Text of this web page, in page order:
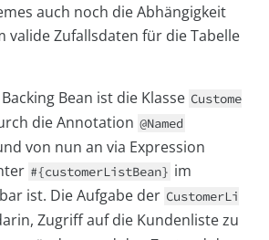
auch noch die Abhängigkeit
valide Zufallsdaten für die Tabelle
Bean ist die Klasse Custome
die Annotation @Named
von nun an via Expression
#{customerListBean} im
ist. Die Aufgabe der CustomerLi
Zugriff auf die Kundenliste zu